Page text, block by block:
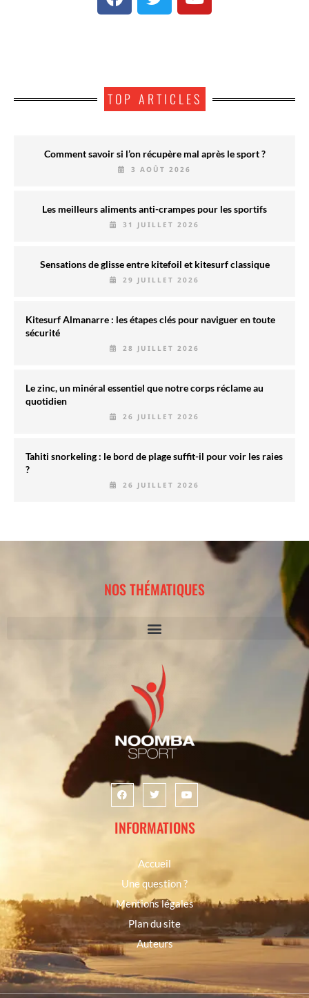
TOP ARTICLES
Comment savoir si l’on récupère mal après le sport ?
3 AOÛT 2026
Les meilleurs aliments anti-crampes pour les sportifs
31 JUILLET 2026
Sensations de glisse entre kitefoil et kitesurf classique
29 JUILLET 2026
Kitesurf Almanarre : les étapes clés pour naviguer en toute
sécurité
28 JUILLET 2026
Le zinc, un minéral essentiel que notre corps réclame au
quotidien
26 JUILLET 2026
Tahiti snorkeling : le bord de plage suffit-il pour voir les raies
?
26 JUILLET 2026
NOS THÉMATIQUES
INFORMATIONS
Accueil
Une question ?
Mentions légales
Plan du site
Auteurs